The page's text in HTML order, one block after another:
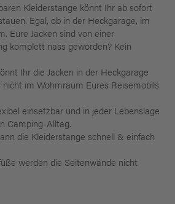
Kleiderstange könnt Ihr ab sofort
Egal, ob in der Heckgarage, im
Eure Jacken sind von einer
komplett nass geworden? Kein
Ihr die Jacken in der Heckgarage
im Wohmraum Eures Reisemobils
einsetzbar und in jeder Lebenslage
Camping-Alltag.
die Kleiderstange schnell & einfach
werden die Seitenwände nicht